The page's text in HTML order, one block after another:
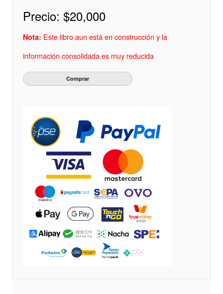
Precio: $20,000
Nota: Este libro aun está en construcción y la
información consolidada es muy reducida